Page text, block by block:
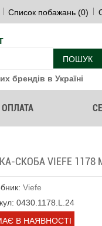
Список побажань (0)
ПОШУК
брендів в Україні
СКОБА VIEFE
Viefe
0430.1178.L.24
В НАЯВНОСТІ